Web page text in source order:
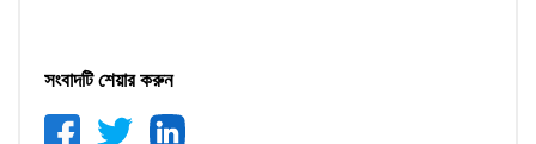
সংবাদটি শেয়ার করুন